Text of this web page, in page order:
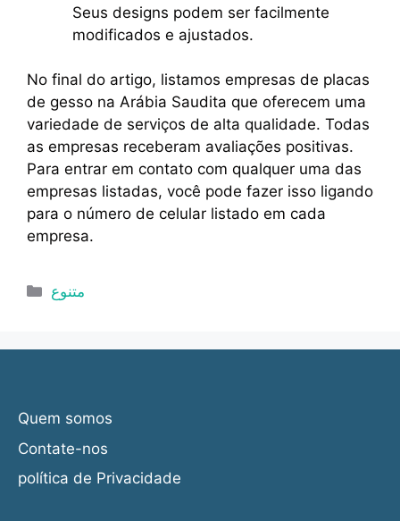
Seus designs podem ser facilmente
modificados e ajustados.
No final do artigo, listamos empresas de placas
de gesso na Arábia Saudita que oferecem uma
variedade de serviços de alta qualidade. Todas
as empresas receberam avaliações positivas.
Para entrar em contato com qualquer uma das
empresas listadas, você pode fazer isso ligando
para o número de celular listado em cada
empresa.
Categorias
متنوع
Quem somos
Contate-nos
política de Privacidade